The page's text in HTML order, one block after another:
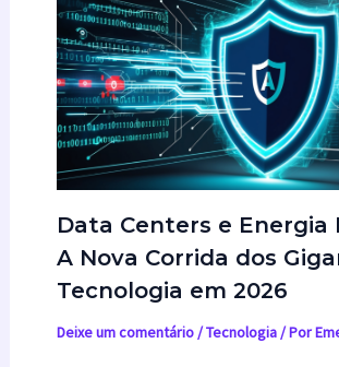
Data Centers e Energia
A Nova Corrida dos
Tecnologia em 2026
Deixe um comentário/Tecnologia/ Por